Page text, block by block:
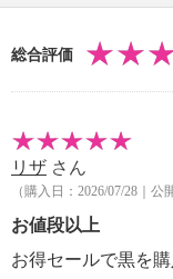
総合評価
リザ さん
（購入日：2026/07/28｜公
お値段以上
お得セールで黒を購